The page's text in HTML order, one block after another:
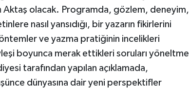
Aktaş olacak. Programda, gözlem, deneyim,
nasıl yansıdığı, bir yazarın fikirlerini
ve yazma pratiğinin incelikleri
boyunca merak ettikleri soruları yöneltme
tarafından yapılan açıklamada,
dünyasına dair yeni perspektifler